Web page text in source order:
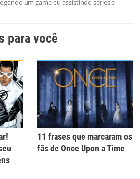
um game ou assistindo séries e
para você
11 frases que marcaram os
fãs de Once Upon a Time